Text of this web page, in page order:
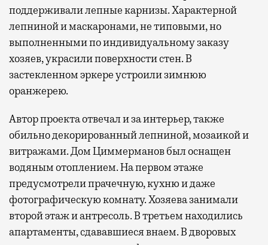
поддерживали лепные карнизы. Характерной
лепниной и маскаронами, не типовыми, но
выполненными по индивидуальному заказу
хозяев, украсили поверхности стен. В
застекленном эркере устроили зимнюю
оранжерею.
Автор проекта отвечал и за интерьер, также
обильно декорированный лепниной, мозаикой и
витражами. Дом Циммерманов был оснащен
водяным отоплением. На первом этаже
предусмотрели прачечную, кухню и даже
фотографическую комнату. Хозяева занимали
второй этаж и антресоль. В третьем находились
апартаменты, сдававшиеся внаем. В дворовых